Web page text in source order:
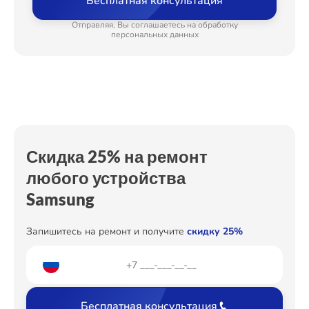
Замена нагревателя испарителя от 550₽
Замена мотор-компрессора от 650₽
Отправляя, Вы соглашаетесь на обработку
персональных данных
Скидка 25% на ремонт
любого устройства
Samsung
Запишитесь на ремонт и получите скидку 25%
Ремонт Холодильных камер
Ремонт Кондиционеров